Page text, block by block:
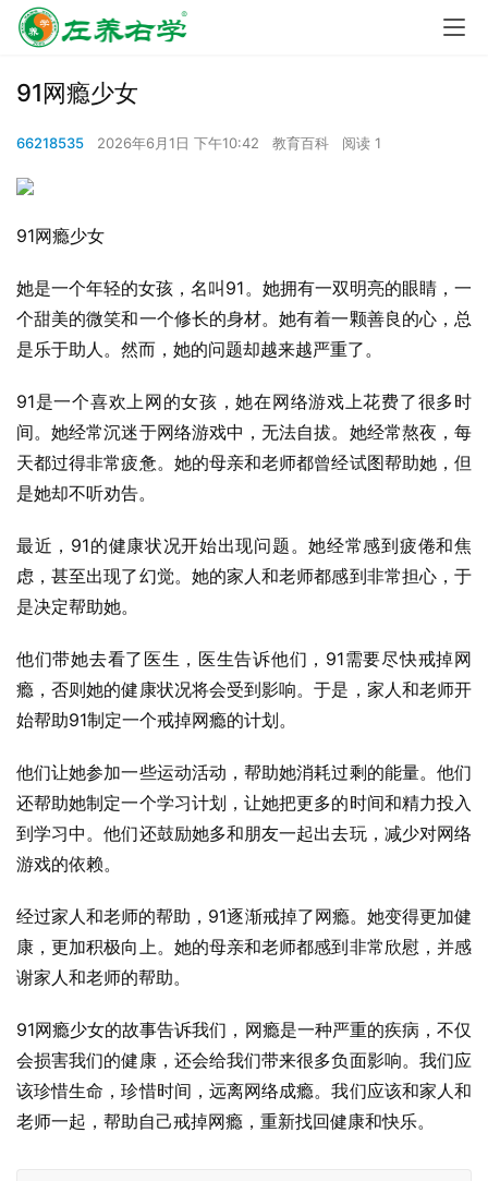
91网瘾少女
66218535 2026年6月1日 下午10:42 教育百科 阅读 1
91网瘾少女
她是一个年轻的女孩，名叫91。她拥有一双明亮的眼睛，一
个甜美的微笑和一个修长的身材。她有着一颗善良的心，总
是乐于助人。然而，她的问题却越来越严重了。
91是一个喜欢上网的女孩，她在网络游戏上花费了很多时
间。她经常沉迷于网络游戏中，无法自拔。她经常熬夜，每
天都过得非常疲惫。她的母亲和老师都曾经试图帮助她，但
是她却不听劝告。
最近，91的健康状况开始出现问题。她经常感到疲倦和焦
虑，甚至出现了幻觉。她的家人和老师都感到非常担心，于
是决定帮助她。
他们带她去看了医生，医生告诉他们，91需要尽快戒掉网
瘾，否则她的健康状况将会受到影响。于是，家人和老师开
始帮助91制定一个戒掉网瘾的计划。
他们让她参加一些运动活动，帮助她消耗过剩的能量。他们
还帮助她制定一个学习计划，让她把更多的时间和精力投入
到学习中。他们还鼓励她多和朋友一起出去玩，减少对网络
游戏的依赖。
经过家人和老师的帮助，91逐渐戒掉了网瘾。她变得更加健
康，更加积极向上。她的母亲和老师都感到非常欣慰，并感
谢家人和老师的帮助。
91网瘾少女的故事告诉我们，网瘾是一种严重的疾病，不仅
会损害我们的健康，还会给我们带来很多负面影响。我们应
该珍惜生命，珍惜时间，远离网络成瘾。我们应该和家人和
老师一起，帮助自己戒掉网瘾，重新找回健康和快乐。